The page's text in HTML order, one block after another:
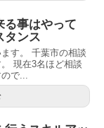
る事はやって
タンス
す。 千葉市の相談
現在3名ほど相談
で...